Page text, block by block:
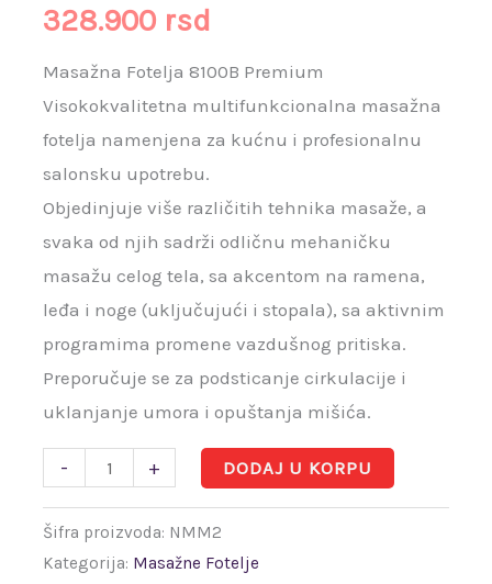
328.900 rsd
Masažna Fotelja 8100B Premium
Visokokvalitetna multifunkcionalna masažna
fotelja namenjena za kućnu i profesionalnu
salonsku upotrebu.
Objedinjuje više različitih tehnika masaže, a
svaka od njih sadrži odličnu mehaničku
masažu celog tela, sa akcentom na ramena,
leđa i noge (uključujući i stopala), sa aktivnim
programima promene vazdušnog pritiska.
Preporučuje se za podsticanje cirkulacije i
uklanjanje umora i opuštanja mišića.
- + DODAJ U KORPU
Šifra proizvoda: NMM2
Kategorija: Masažne Fotelje